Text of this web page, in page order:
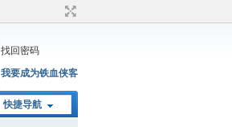
找回密码
我要成为铁血侠客
快捷导航